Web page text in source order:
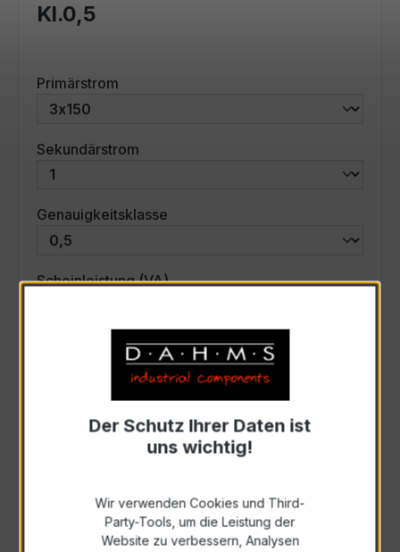
Kl.0,5
Primärstrom
Sekundärstrom
Genauigkeitsklasse
Scheinleistung (VA)auswählen
Auswahl zurücksetzen
Zur Sammelanfrage hinzufügen
Der Schutz Ihrer Daten ist
uns wichtig!
Wir verwenden Cookies und Third-
Party-Tools, um die Leistung der
Website zu verbessern, Analysen